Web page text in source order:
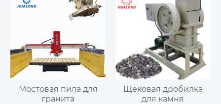
Мостовая пила для
гранита
Щековая дробилка
для камня